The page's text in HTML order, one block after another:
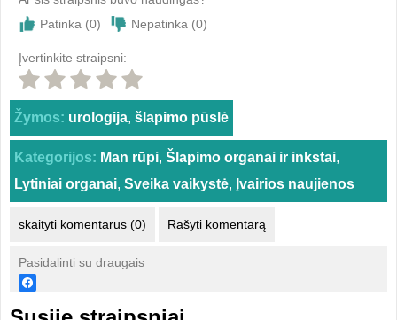
Patinka (0) Nepatinka (0)
Įvertinkite straipsni:
Žymos: urologija, šlapimo pūslė
Kategorijos: Man rūpi, Šlapimo organai ir inkstai,
Lytiniai organai, Sveika vaikystė, Įvairios naujienos
skaityti komentarus (0) Rašyti komentarą
Pasidalinti su draugais